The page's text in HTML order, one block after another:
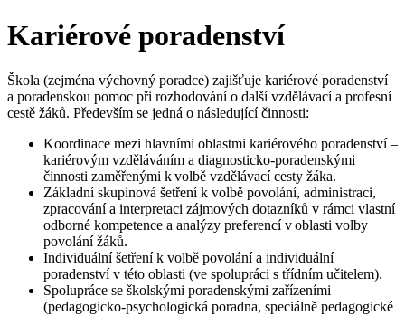
Kariérové poradenství
Škola (zejména výchovný poradce) zajišťuje kariérové poradenství
a poradenskou pomoc při rozhodování o další vzdělávací a profesní
cestě žáků. Především se jedná o následující činnosti:
Koordinace mezi hlavními oblastmi kariérového poradenství –
kariérovým vzděláváním a diagnosticko-poradenskými
činnosti zaměřenými k volbě vzdělávací cesty žáka.
Základní skupinová šetření k volbě povolání, administraci,
zpracování a interpretaci zájmových dotazníků v rámci vlastní
odborné kompetence a analýzy preferencí v oblasti volby
povolání žáků.
Individuální šetření k volbě povolání a individuální
poradenství v této oblasti (ve spolupráci s třídním učitelem).
Spolupráce se školskými poradenskými zařízeními
(pedagogicko-psychologická poradna, speciálně pedagogické